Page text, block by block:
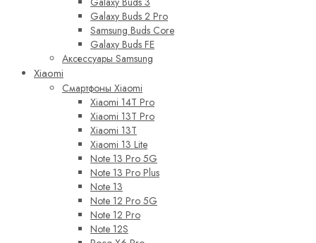
Galaxy Buds 2 Pro
Samsung Buds Core
Galaxy Buds FE
Аксессуары Samsung
Xiaomi
Смартфоны Xiaomi
Xiaomi 14T Pro
Xiaomi 13T Pro
Xiaomi 13T
Xiaomi 13 Lite
Note 13 Pro 5G
Note 13 Pro Plus
Note 13
Note 12 Pro 5G
Note 12 Pro
Note 12S